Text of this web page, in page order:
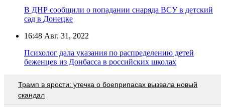
В ДНР сообщили о попадании снаряда ВСУ в детский
сад в Донецке
16:48 Авг. 31, 2022
Психолог дала указания по распределению детей
беженцев из Донбасса в российских школах
Трамп в ярости: утечка о боеприпасах вызвала новый
скандал